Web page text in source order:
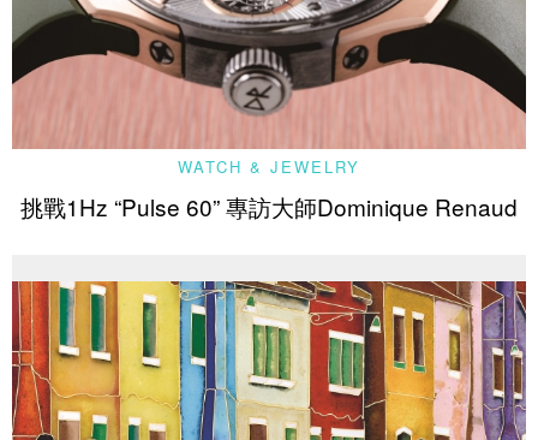
WATCH & JEWELRY
挑戰1Hz “Pulse 60” 專訪大師Dominique Renaud